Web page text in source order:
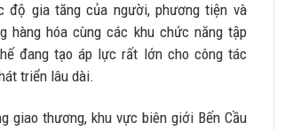
gia tăng của người, phương tiện và
hàng hóa cùng các khu chức năng tập
đang tạo áp lực rất lớn cho công tác
triển lâu dài.
giao thương, khu vực biên giới Bến Cầu